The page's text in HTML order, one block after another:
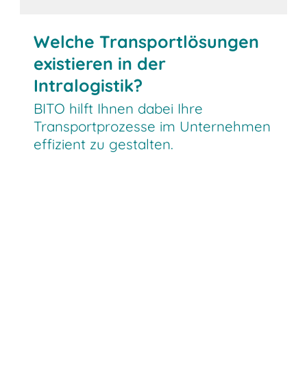
Welche Transportlösungen
existieren in der
Intralogistik?
BITO hilft Ihnen dabei Ihre
Transportprozesse im Unternehmen
effizient zu gestalten.